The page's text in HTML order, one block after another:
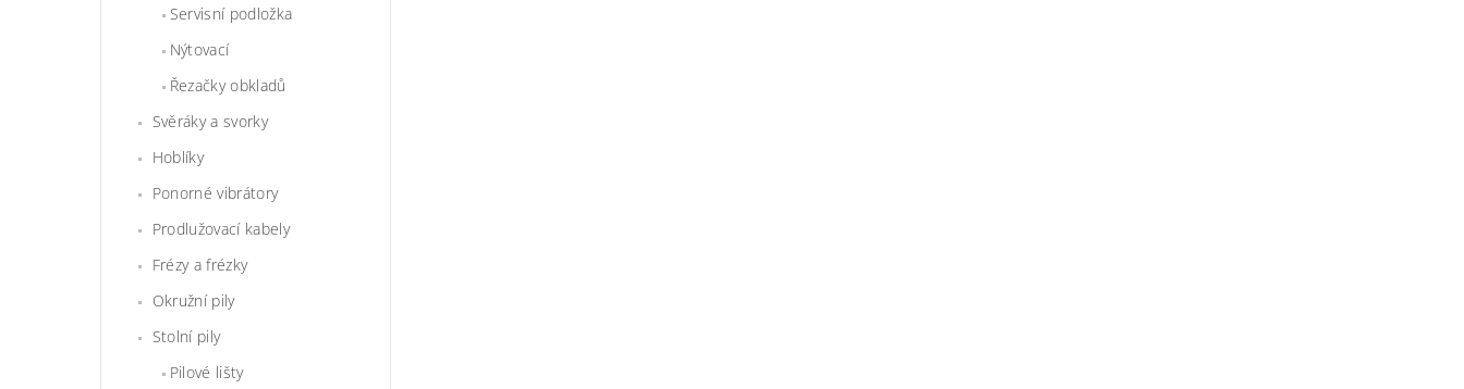
Servisní podložka
Nýtovací
Řezačky obkladů
Svěráky a svorky
Hoblíky
Ponorné vibrátory
Prodlužovací kabely
Frézy a frézky
Okružní pily
Stolní pily
Pilové lišty